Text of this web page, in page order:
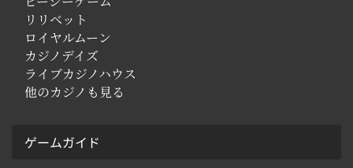
リリベット
ロイヤルムーン
カジノデイズ
ライブカジノハウス
他のカジノも見る
ゲームガイド